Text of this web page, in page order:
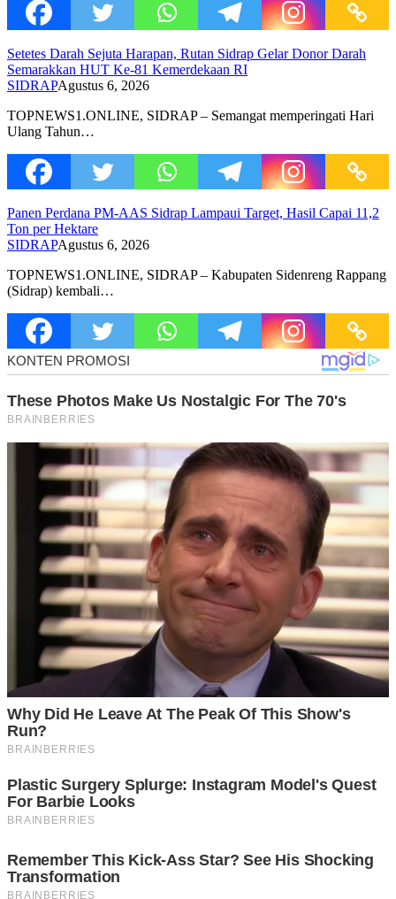
Setetes Darah Sejuta Harapan, Rutan Sidrap Gelar Donor Darah
Semarakkan HUT Ke-81 Kemerdekaan RI
SIDRAPAgustus 6, 2026
TOPNEWS1.ONLINE, SIDRAP – Semangat memperingati Hari
Ulang Tahun…
Panen Perdana PM-AAS Sidrap Lampaui Target, Hasil Capai 11,2
Ton per Hektare
SIDRAPAgustus 6, 2026
TOPNEWS1.ONLINE, SIDRAP – Kabupaten Sidenreng Rappang
(Sidrap) kembali…